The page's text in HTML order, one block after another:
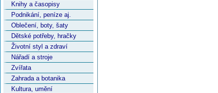
Knihy a časopisy
Podnikání, peníze aj.
Oblečení, boty, šaty
Dětské potřeby, hračky
Životní styl a zdraví
Nářadí a stroje
Zvířata
Zahrada a botanika
Kultura, umění